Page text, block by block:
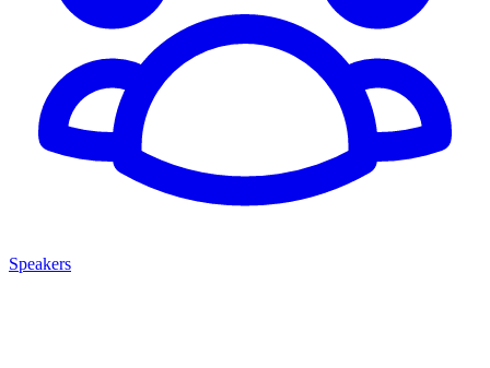
Speakers